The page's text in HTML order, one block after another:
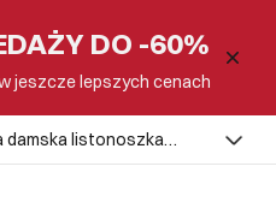
DO -60%
jeszcze lepszych cenach
damska listonoszka